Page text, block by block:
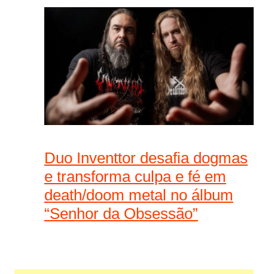
Duo Inventtor desafia dogmas
e transforma culpa e fé em
death/doom metal no álbum
“Senhor da Obsessão”